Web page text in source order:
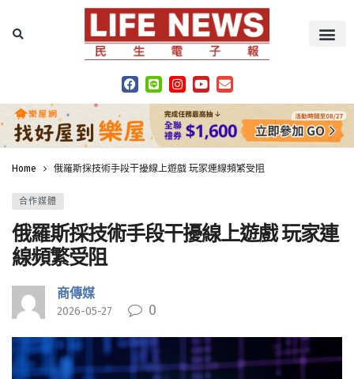
Home 俄羅斯採技術手段干擾線上遊戲 玩家連線頻繁受阻
合作媒體
俄羅斯採技術手段干擾線上遊戲 玩家連
線頻繁受阻
商傳媒
2026-05-27 0